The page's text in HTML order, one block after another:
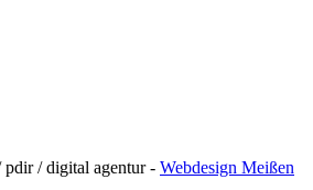
pdir / digital agentur - Webdesign Meißen